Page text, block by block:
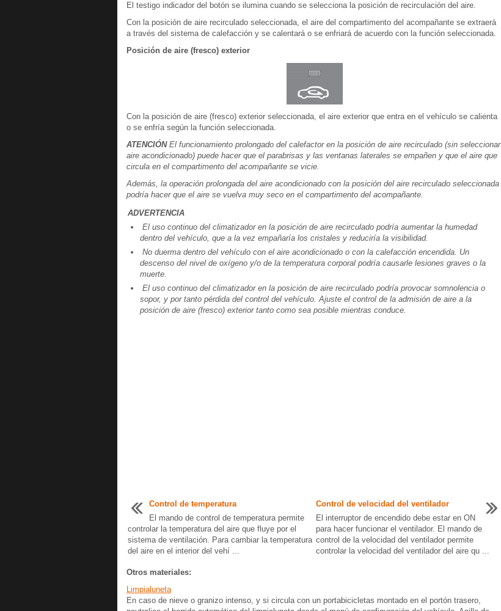
El testigo indicador del botón se ilumina cuando se selecciona la posición de recirculación del aire.
Con la posición de aire recirculado seleccionada, el aire del compartimento del acompañante se extraerá
a través del sistema de calefacción y se calentará o se enfriará de acuerdo con la función seleccionada.
Posición de aire (fresco) exterior
Con la posición de aire (fresco) exterior seleccionada, el aire exterior que entra en el vehículo se calienta
o se enfría según la función seleccionada.
ATENCIÓNEl funcionamiento prolongado del calefactor en la posición de aire recirculado (sin seleccionar
aire acondicionado) puede hacer que el parabrisas y las ventanas laterales se empañen y que el aire que
circula en el compartimento del acompañante se vicie.
Además, la operación prolongada del aire acondicionado con la posición del aire recirculado seleccionada
podría hacer que el aire se vuelva muy seco en el compartimento del acompañante.
ADVERTENCIA
El uso continuo del climatizador en la posición de aire recirculado podría aumentar la humedad
dentro del vehículo, que a la vez empañaría los cristales y reduciría la visibilidad.
No duerma dentro del vehículo con el aire acondicionado o con la calefacción encendida. Un
descenso del nivel de oxígeno y/o de la temperatura corporal podría causarle lesiones graves o la
muerte.
El uso continuo del climatizador en la posición de aire recirculado podría provocar somnolencia o
sopor, y por tanto pérdida del control del vehículo. Ajuste el control de la admisión de aire a la
posición de aire (fresco) exterior tanto como sea posible mientras conduce.
Control de temperatura
El mando de control de temperatura permite
controlar la temperatura del aire que fluye por el
sistema de ventilación. Para cambiar la temperatura
del aire en el interior del vehí ...
Control de velocidad del ventilador
El interruptor de encendido debe estar en ON
para hacer funcionar el ventilador. El mando de
control de la velocidad del ventilador permite
controlar la velocidad del ventilador del aire qu ...
Otros materiales:
Limpialuneta
En caso de nieve o granizo intenso, y si circula con un portabicicletas montado en el portón trasero,